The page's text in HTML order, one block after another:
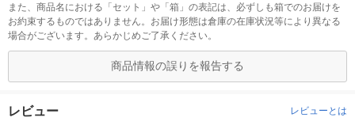
また、商品名における「セット」や「箱」の表記は、必ずしも箱でのお届けを
お約束するものではありません。お届け形態は倉庫の在庫状況等により異なる
場合がございます。あらかじめご了承ください。
商品情報の誤りを報告する
レビュー レビューとは